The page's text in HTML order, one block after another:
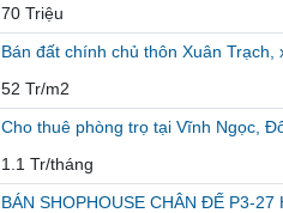
70 Triệu
Bán đất chính chủ thôn Xuân
52 Tr/m2
Cho thuê phòng trọ tại Vĩnh Ngọc,
1.1 Tr/tháng
BÁN SHOPHOUSE CHÂN ĐẾ P3-